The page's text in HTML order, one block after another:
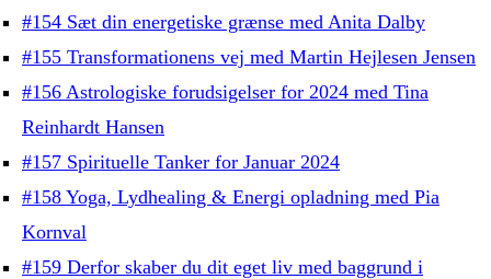
#154 Sæt din energetiske grænse med Anita Dalby
#155 Transformationens vej med Martin Hejlesen Jensen
#156 Astrologiske forudsigelser for 2024 med Tina
Reinhardt Hansen
#157 Spirituelle Tanker for Januar 2024
#158 Yoga, Lydhealing & Energi opladning med Pia
Kornval
#159 Derfor skaber du dit eget liv med baggrund i